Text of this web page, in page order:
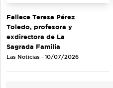
Fallece Teresa Pérez
Toledo, profesora y
exdirectora de La
Sagrada Familia
Las Noticias - 10/07/2026